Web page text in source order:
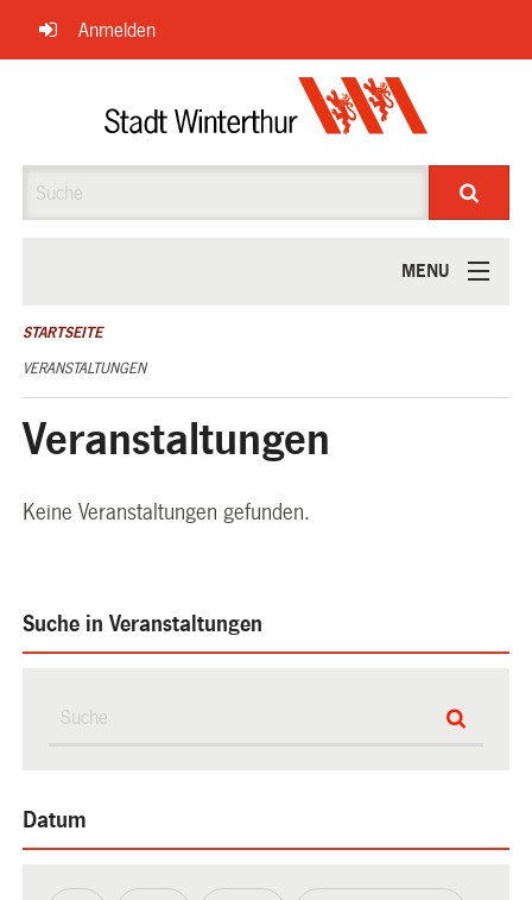
Navigation
überspringen
Anmelden
MENU
ÜBER UNS
STARTSEITE
VERANSTALTUNGEN
Veranstaltungen
Keine Veranstaltungen gefunden.
Suche in Veranstaltungen
Datum